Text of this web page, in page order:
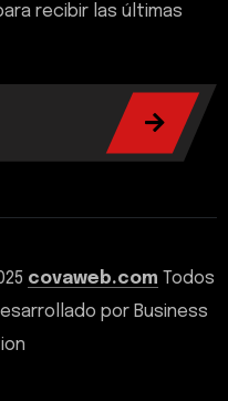
recibir las últimas
covaweb.com Todos
por Business